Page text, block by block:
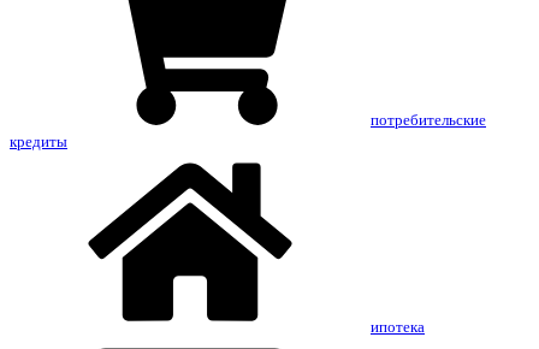
потребительские
кредиты
ипотека